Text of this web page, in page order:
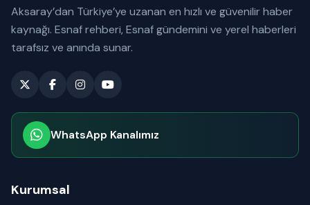
Aksaray’dan Türkiye’ye uzanan en hızlı ve güvenilir haber
kaynağı. Esnaf rehberi, Esnaf gündemini ve yerel haberleri
tarafsız ve anında sunar.
WhatsApp Kanalımız
Kurumsal